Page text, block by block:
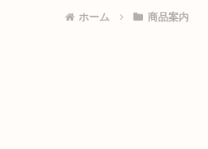
ホーム 商品案内